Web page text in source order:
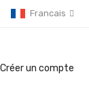
Francais
Créer un compte